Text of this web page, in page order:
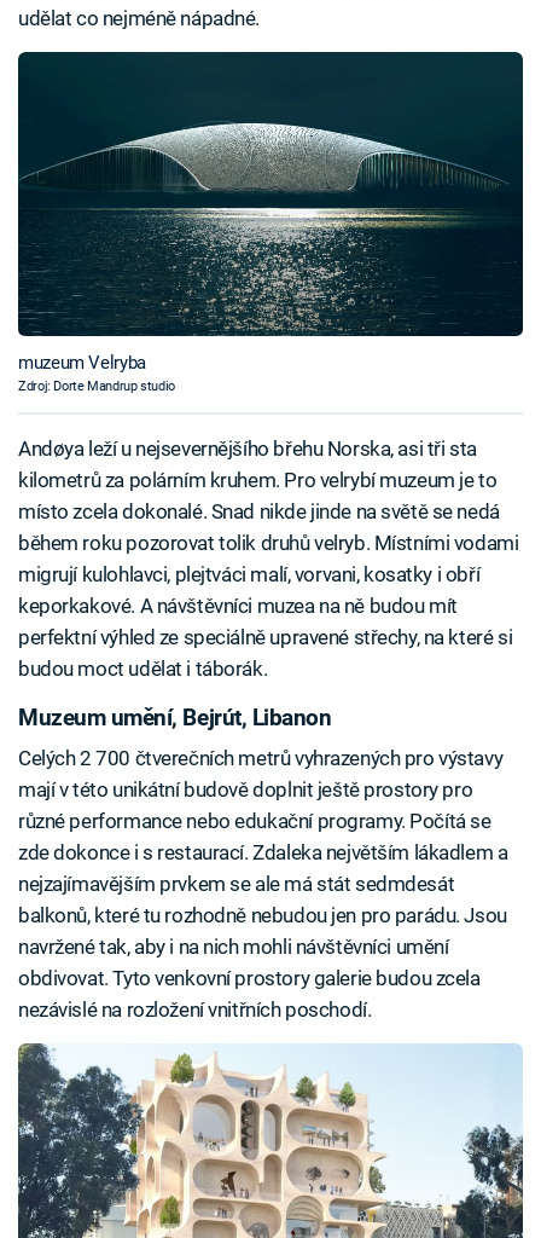
udělat co nejméně nápadné.
muzeum Velryba
Zdroj: Dorte Mandrup studio
Andøya leží u nejsevernějšího břehu Norska, asi tři sta
kilometrů za polárním kruhem. Pro velrybí muzeum je to
místo zcela dokonalé. Snad nikde jinde na světě se nedá
během roku pozorovat tolik druhů velryb. Místními vodami
migrují kulohlavci, plejtváci malí, vorvani, kosatky i obří
keporkakové. A návštěvníci muzea na ně budou mít
perfektní výhled ze speciálně upravené střechy, na které si
budou moct udělat i táborák.
Muzeum umění, Bejrút, Libanon
Celých 2 700 čtverečních metrů vyhrazených pro výstavy
mají v této unikátní budově doplnit ještě prostory pro
různé performance nebo edukační programy. Počítá se
zde dokonce i s restaurací. Zdaleka největším lákadlem a
nejzajímavějším prvkem se ale má stát sedmdesát
balkonů, které tu rozhodně nebudou jen pro parádu. Jsou
navržené tak, aby i na nich mohli návštěvníci umění
obdivovat. Tyto venkovní prostory galerie budou zcela
nezávislé na rozložení vnitřních poschodí.